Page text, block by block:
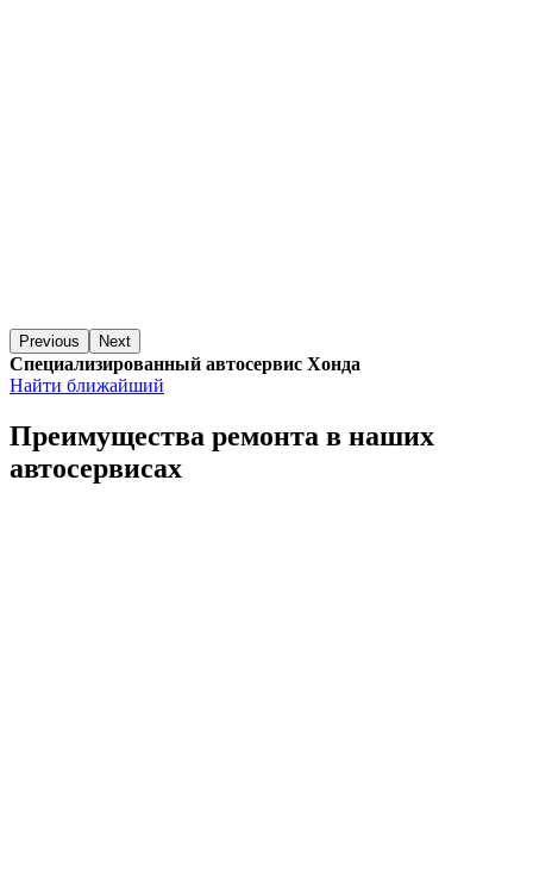
Previous Next
Специализированный автосервис Хонда
Найти ближайший
Преимущества ремонта в наших
автосервисах